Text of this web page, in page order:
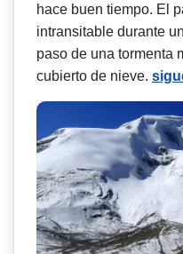
hace buen tiempo. El
intransitable durante
paso de una tormenta
cubierto de nieve.